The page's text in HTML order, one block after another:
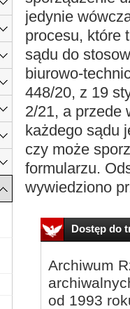
jedynie
procesu, które
sądu do
biurowo-
448/20, z 19
2/21, a przede
każdego sądu
czy może
formularzu.
wywiedziono
Dostęp do
Archiwum
od 1993